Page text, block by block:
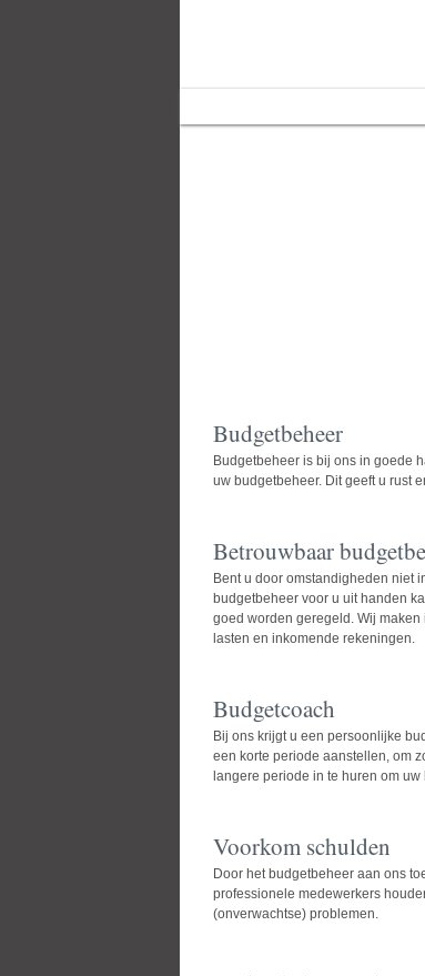
Budgetbeheer
Budgetbeheer is bij ons in goede
uw budgetbeheer. Dit geeft u rust
Betrouwbaar
Bent u door omstandigheden niet
budgetbeheer voor u uit handen
goed worden geregeld. Wij
lasten en inkomende rekeningen.
Budgetcoach
Bij ons krijgt u een persoonlijke
een korte periode aanstellen, om
langere periode in te huren om
Voorkom schulden
Door het budgetbeheer aan ons
professionele medewerkers
(onverwachtse) problemen.